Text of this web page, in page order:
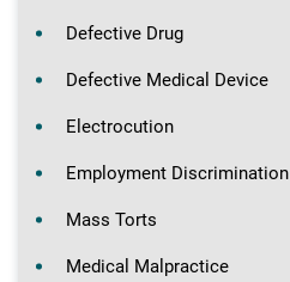
Defective Drug
Defective Medical Device
Electrocution
Employment Discrimination
Mass Torts
Medical Malpractice